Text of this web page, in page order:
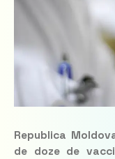
Republica
de doze de